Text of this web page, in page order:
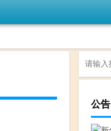
公告